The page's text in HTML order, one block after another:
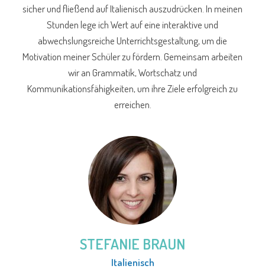
sicher und fließend auf Italienisch auszudrücken. In meinen
Stunden lege ich Wert auf eine interaktive und
abwechslungsreiche Unterrichtsgestaltung, um die
Motivation meiner Schüler zu fördern. Gemeinsam arbeiten
wir an Grammatik, Wortschatz und
Kommunikationsfähigkeiten, um ihre Ziele erfolgreich zu
erreichen.
STEFANIE BRAUN
Italienisch